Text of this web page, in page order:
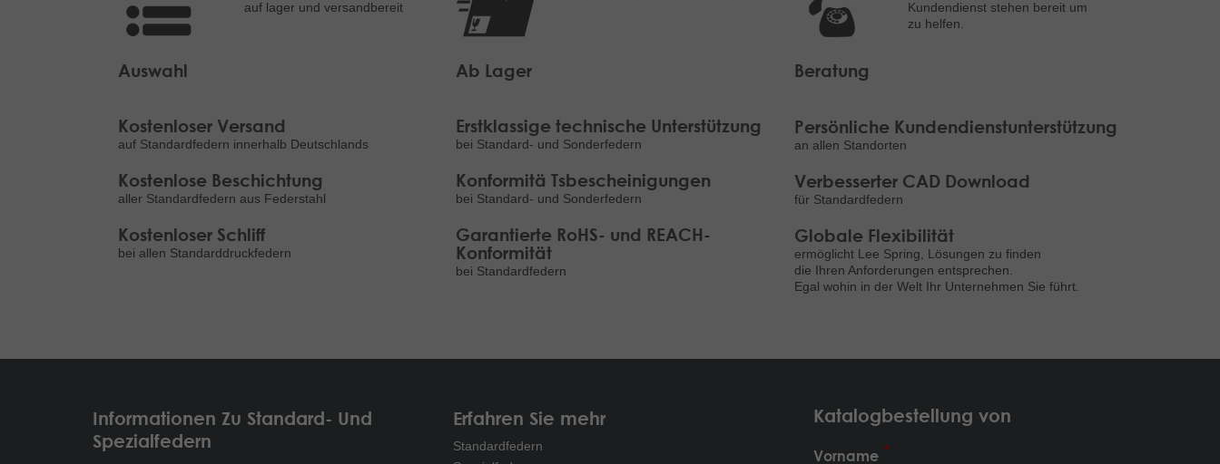
Auswahl
auf lager und versandbereit
Kostenloser Versand
auf Standardfedern innerhalb Deutschlands
Kostenlose Beschichtung
aller Standardfedern aus Federstahl
Kostenloser Schliff
bei allen Standarddruckfedern
Ab Lager
Erstklassige technische Unterstützung
bei Standard- und Sonderfedern
Konformitä Tsbescheinigungen
bei Standard- und Sonderfedern
Garantierte RoHS- und REACH-
Konformität
bei Standardfedern
Beratung
Kundendienst stehen bereit um
zu helfen.
Persönliche Kundendienstunterstützung
an allen Standorten
Verbesserter CAD Download
für Standardfedern
Globale Flexibilität
ermöglicht Lee Spring, Lösungen zu finden
die Ihren Anforderungen entsprechen.
Egal wohin in der Welt Ihr Unternehmen Sie führt.
Informationen Zu Standard- Und
Spezialfedern
Erfahren Sie mehr
Standardfedern
Katalogbestellung von
Vorname